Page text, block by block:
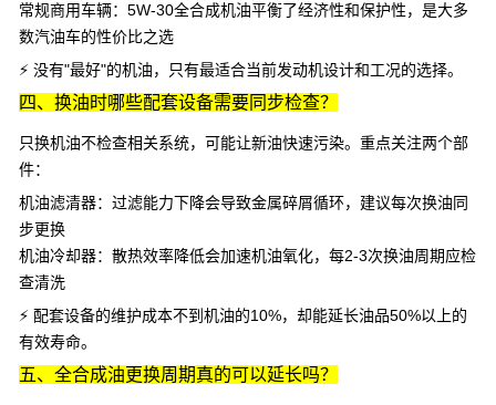
常规商用车辆： 5W-30全合成机油平衡了经济性和保护性，是大多
数汽油车的性价比之选
⚡ 没有"最好"的机油，只有最适合当前发动机设计和工况的选择。
四、换油时哪些配套设备需要同步检查？
只换机油不检查相关系统，可能让新油快速污染。重点关注两个部
件：
机油滤清器：过滤能力下降会导致金属碎屑循环，建议每次换油同
步更换
机油冷却器：散热效率降低会加速机油氧化，每2-3次换油周期应检
查清洗
⚡ 配套设备的维护成本不到机油的10%，却能延长油品50%以上的
有效寿命。
五、全合成油更换周期真的可以延长吗？